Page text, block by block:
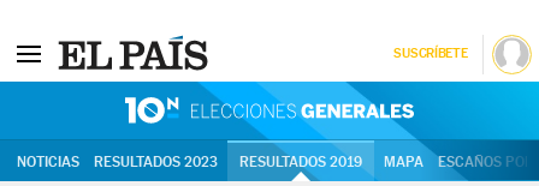
SUSCRÍBETE
NOTICIAS RESULTADOS 2023 RESULTADOS 2019 MAPA ESCAÑOS